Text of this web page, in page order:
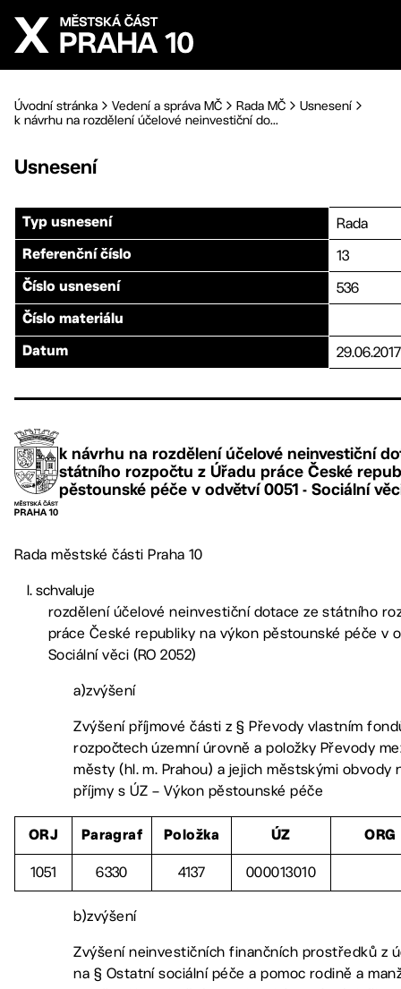
Přejít na hlavní obsah
Úvodní stránka Vedení a správa MČ Rada MČ
Usnesení
k návrhu na rozdělení účelové neinvestiční do...
Usnesení
Typ usnesení Rada
Referenční číslo 13
Číslo usnesení 536
Číslo materiálu
Datum 29.06.2017
k návrhu na rozdělení účelové neinvestiční
státního rozpočtu z Úřadu práce České
pěstounské péče v odvětví 0051 - Sociální
Rada městské části Praha 10
schvaluje
rozdělení účelové neinvestiční dotace ze státního
práce České republiky na výkon pěstounské péče v
Sociální věci (RO 2052)
a)zvýšení
Zvýšení příjmové části z § Převody vlastním
rozpočtech územní úrovně a položky Převody
městy (hl. m. Prahou) a jejich městskými obvody
příjmy s ÚZ – Výkon pěstounské péče
ORJ Paragraf Položka ÚZ ORG
1051 6330 4137 000013010
b)zvýšení
Zvýšení neinvestičních finančních prostředků z
na § Ostatní sociální péče a pomoc rodině a